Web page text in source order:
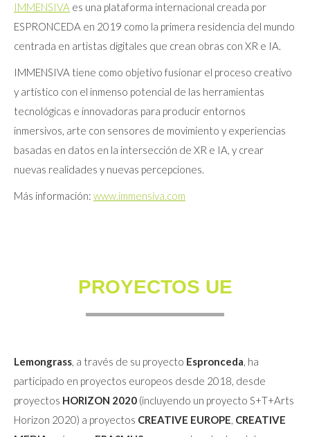
IMMENSIVA es una plataforma internacional creada por
ESPRONCEDA en 2019 como la primera residencia del mundo
centrada en artistas digitales que crean obras con XR e IA.
IMMENSIVA tiene como objetivo fusionar el proceso creativo
y artístico con el inmenso potencial de las herramientas
tecnológicas e innovadoras para producir entornos
inmersivos, arte con sensores de movimiento y experiencias
basadas en datos en la intersección de XR e IA, y crear
nuevas realidades y nuevas percepciones.
Más información: www.immensiva.com
PROYECTOS UE
Lemongrass, a través de su proyecto Espronceda, ha
participado en proyectos europeos desde 2018, desde
proyectos HORIZON 2020 (incluyendo un proyecto S+T+Arts
Horizon 2020) a proyectos CREATIVE EUROPE, CREATIVE